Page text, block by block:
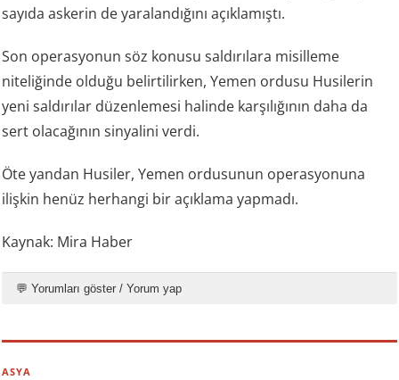
sayıda askerin de yaralandığını açıklamıştı.
Son operasyonun söz konusu saldırılara misilleme
niteliğinde olduğu belirtilirken, Yemen ordusu Husilerin
yeni saldırılar düzenlemesi halinde karşılığının daha da
sert olacağının sinyalini verdi.
Öte yandan Husiler, Yemen ordusunun operasyonuna
ilişkin henüz herhangi bir açıklama yapmadı.
Kaynak: Mira Haber
💬 Yorumları göster / Yorum yap
ASYA